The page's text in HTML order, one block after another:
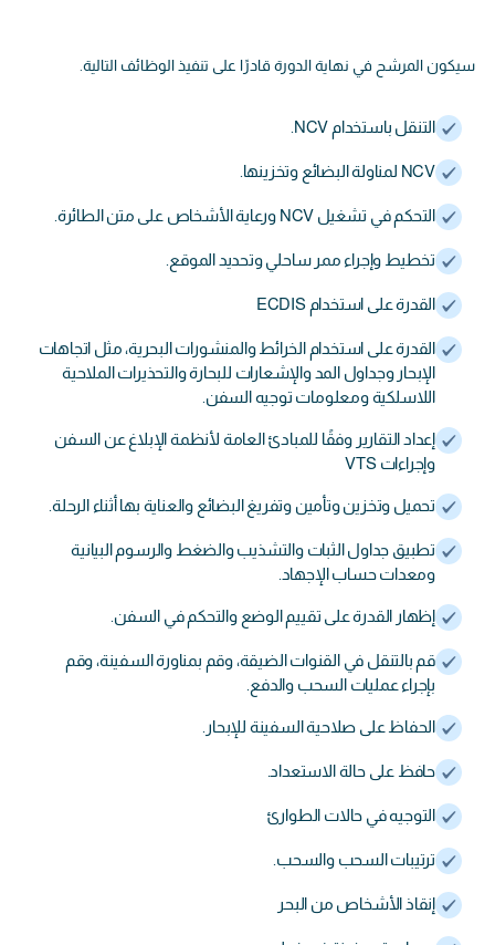
سيكون المرشح في نهاية الدورة قادرًا على تنفيذ الوظائف التالية.
التنقل باستخدام NCV.
NCV لمناولة البضائع وتخزينها.
التحكم في تشغيل NCV ورعاية الأشخاص على متن الطائرة.
تخطيط وإجراء ممر ساحلي وتحديد الموقع.
القدرة على استخدام ECDIS
القدرة على استخدام الخرائط والمنشورات البحرية، مثل اتجاهات
الإبحار وجداول المد والإشعارات للبحارة والتحذيرات الملاحية
اللاسلكية ومعلومات توجيه السفن.
إعداد التقارير وفقًا للمبادئ العامة لأنظمة الإبلاغ عن السفن
وإجراءات VTS
تحميل وتخزين وتأمين وتفريغ البضائع والعناية بها أثناء الرحلة.
تطبيق جداول الثبات والتشذيب والضغط والرسوم البيانية
ومعدات حساب الإجهاد.
إظهار القدرة على تقييم الوضع والتحكم في السفن.
قم بالتنقل في القنوات الضيقة، وقم بمناورة السفينة، وقم
بإجراء عمليات السحب والدفع.
الحفاظ على صلاحية السفينة للإبحار.
حافظ على حالة الاستعداد.
التوجيه في حالات الطوارئ
ترتيبات السحب والسحب.
إنقاذ الأشخاص من البحر